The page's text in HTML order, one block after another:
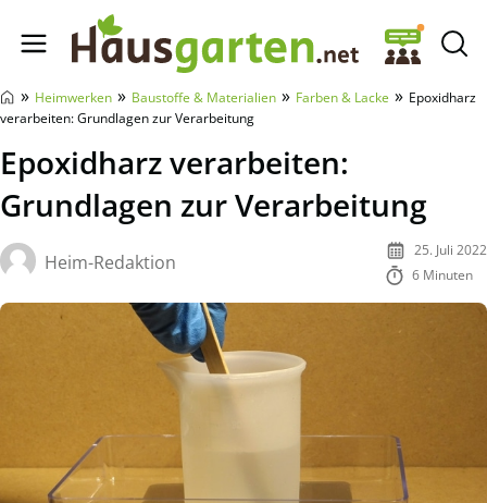
Hausgarten.net
» Heimwerken » Baustoffe & Materialien » Farben & Lacke » Epoxidharz
verarbeiten: Grundlagen zur Verarbeitung
Epoxidharz verarbeiten:
Grundlagen zur Verarbeitung
Heim-Redaktion
25. Juli 2022
6 Minuten